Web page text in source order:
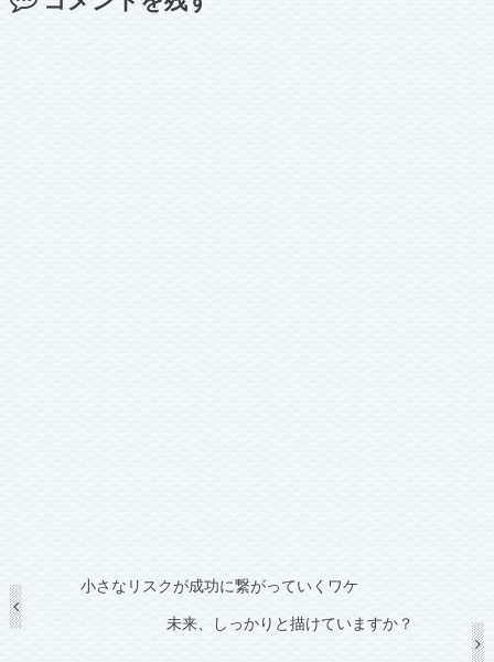
小さなリスクが成功に繋がっていくワケ
未来、しっかりと描けていますか？